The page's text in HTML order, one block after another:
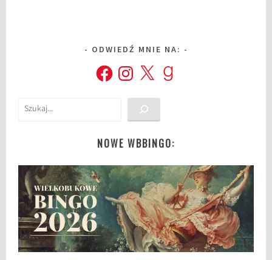
ODWIEDŹ MNIE NA:
FacebookInstagram
X Goodreads
Szukaj
NOWE WBBINGO: